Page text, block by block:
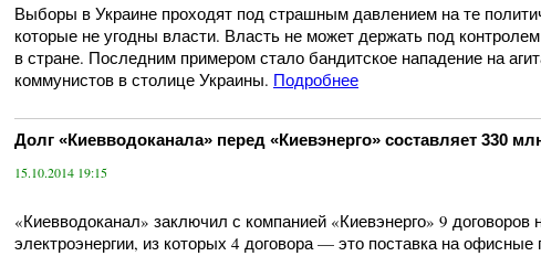
Выборы в Украине проходят под страшным давлением на те
которые не угодны власти. Власть не может держать под
в стране. Последним примером стало бандитское нападение на
коммунистов в столице Украины. Подробнее
Долг «Киевводоканала» перед «Киевэнерго» составляет 330
15.10.2014 19:15
«Киевводоканал» заключил с компанией «Киевэнерго» 9 договоров
электроэнергии, из которых 4 договора — это поставка на